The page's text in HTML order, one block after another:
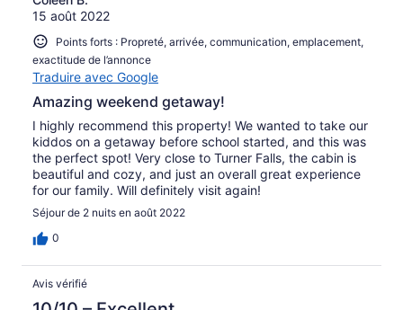
15 août 2022
Points forts : Propreté, arrivée, communication, emplacement,
exactitude de l’annonce
Traduire avec Google
Amazing weekend getaway!
I highly recommend this property! We wanted to take our
kiddos on a getaway before school started, and this was
the perfect spot! Very close to Turner Falls, the cabin is
beautiful and cozy, and just an overall great experience
for our family. Will definitely visit again!
Séjour de 2 nuits en août 2022
0
Avis vérifié